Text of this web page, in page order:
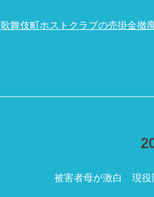
歌舞伎町ホストクラブの売掛金
被害者母が激白 現役